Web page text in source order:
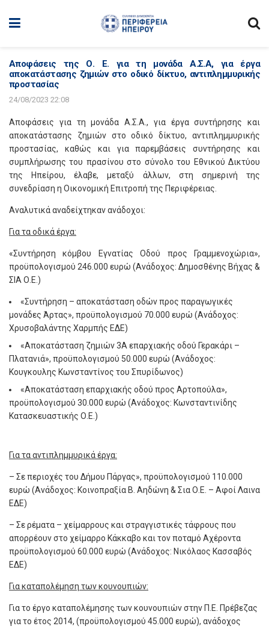
Αποφάσεις της Ο. Ε. για τη μονάδα Α.Σ.Α, για έργα
αποκατάστασης ζημιών στο οδικό δίκτυο, αντιπλημμυρικής
προστασίας
24/08/2023 22:08
Αποφάσεις για τη μονάδα Α.Σ.Α., για έργα συντήρησης και
αποκατάστασης ζημιών στο οδικό δίκτυο, αντιπλημμυρικής
προστασίας, καθώς και για παρεμβάσεις συντήρησης και
συμπλήρωσης του πρασίνου στο σύνολο του Εθνικού Δικτύου
της Ηπείρου, έλαβε, μεταξύ άλλων, στη σημερινή της
συνεδρίαση η Οικονομική Επιτροπή της Περιφέρειας.
Αναλυτικά αναδείχτηκαν ανάδοχοι:
Για τα οδικά έργα:
«Συντήρηση κόμβου Εγνατίας Οδού προς Γραμμενοχώρια»,
προϋπολογισμού 246.000 ευρώ (Ανάδοχος: Δημοσθένης Βήχας &
ΣΙΑ Ο.Ε.)
«Συντήρηση – αποκατάσταση οδών προς παραγωγικές
μονάδες Άρτας», προϋπολογισμού 70.000 ευρώ (Ανάδοχος:
Χρυσοβαλάντης Χαρμπής ΕΔΕ)
«Αποκατάσταση ζημιών 3Α επαρχιακής οδού Γερακάρι –
Πλατανιά», προϋπολογισμού 50.000 ευρώ (Ανάδοχος:
Κουγκουλης Κωνσταντίνος του Σπυρίδωνος)
«Αποκατάσταση επαρχιακής οδού προς Αρτοπούλα»,
προϋπολογισμού 30.000 ευρώ (Ανάδοχος: Κωνσταντινίδης
Κατασκευαστικής Ο.Ε.)
Για τα αντιπλημμυρικά έργα:
– Σε περιοχές του Δήμου Πάργας», προϋπολογισμού 110.000
ευρώ (Ανάδοχος: Κοινοπραξία Β. Αηδώνη & Σια Ο.Ε. – Αφοί Λαινα
ΕΔΕ)
– Σε ρέματα – χείμαρρους και στραγγιστικές τάφρους που
απορρέουν στο χείμαρρο Κάκκαβο και τον ποταμό Αχέροντα
προϋπολογισμού 60.000 ευρώ (Ανάδοχος: Νικόλαος Κασσαβός
ΕΔΕ)
Για καταπολέμηση των κουνουπιών:
Για το έργο καταπολέμησης των κουνουπιών στην Π.Ε. Πρέβεζας
για το έτος 2014, (προϋπολογισμού 45.000 ευρώ), ανάδοχος